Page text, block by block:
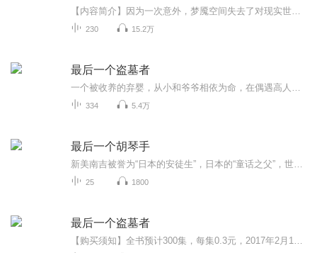
230 15.2万
最后一个盗墓者
334 5.4万
最后一个胡琴手
25 1800
最后一个盗墓者